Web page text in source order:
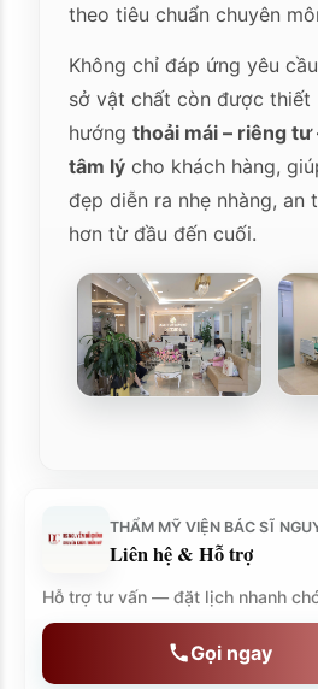
theo tiêu chuẩn chuyên
Không chỉ đáp ứng yêu
sở vật chất còn được thiết
hướngthoải mái – riêng tư
tâm lý cho khách hàng,
đẹp diễn ra nhẹ nhàng, an
hơn từ đầu đến cuối.
THẨM MỸ VIỆN BÁC SĨ
Liên hệ & Hỗ trợ
Hỗ trợ tư vấn — đặt lịch nhanh
Gọi ngay